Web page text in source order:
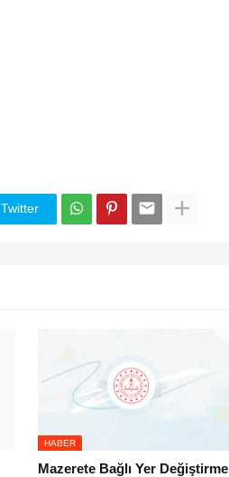
Twitter
HABER
Mazerete Bağlı Yer Değiştirme